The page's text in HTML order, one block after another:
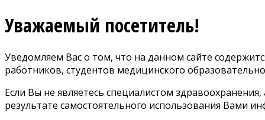
Уважаемый посетитель!
Уведомляем Вас о том, что на данном сайте
работников, студентов медицинского
Если Вы не являетесь специалистом
результате самостоятельного использования Вами